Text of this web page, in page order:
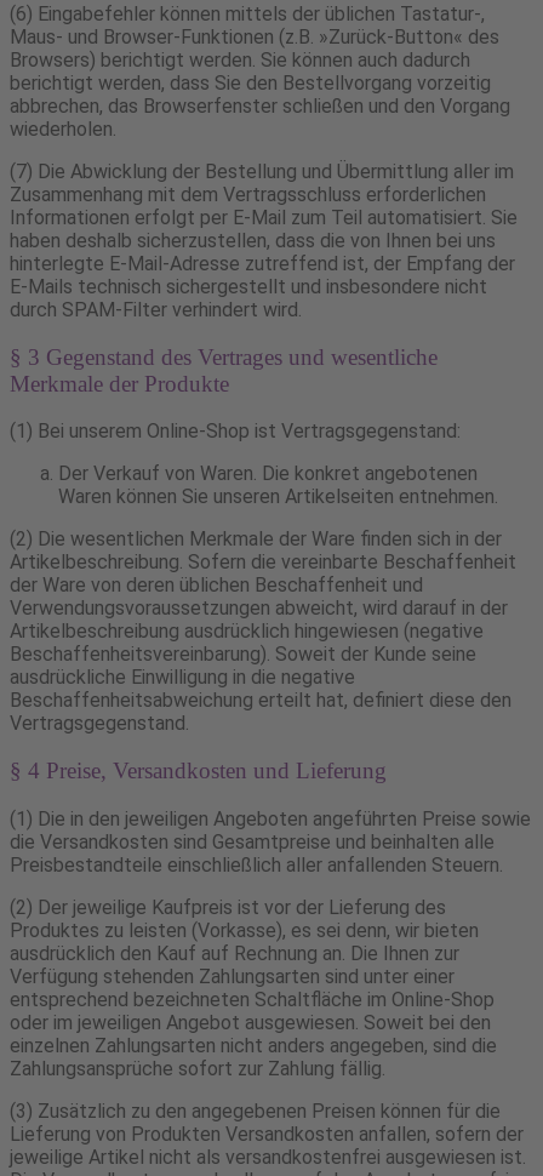
(6) Eingabefehler können mittels der üblichen Tastatur-,
Maus- und Browser-Funktionen (z.B. »Zurück-Button« des
Browsers) berichtigt werden. Sie können auch dadurch
berichtigt werden, dass Sie den Bestellvorgang vorzeitig
abbrechen, das Browserfenster schließen und den Vorgang
wiederholen.
(7) Die Abwicklung der Bestellung und Übermittlung aller im
Zusammenhang mit dem Vertragsschluss erforderlichen
Informationen erfolgt per E-Mail zum Teil automatisiert. Sie
haben deshalb sicherzustellen, dass die von Ihnen bei uns
hinterlegte E-Mail-Adresse zutreffend ist, der Empfang der
E-Mails technisch sichergestellt und insbesondere nicht
durch SPAM-Filter verhindert wird.
§ 3 Gegenstand des Vertrages und wesentliche
Merkmale der Produkte
(1) Bei unserem Online-Shop ist Vertragsgegenstand:
Der Verkauf von Waren. Die konkret angebotenen
Waren können Sie unseren Artikelseiten entnehmen.
(2) Die wesentlichen Merkmale der Ware finden sich in der
Artikelbeschreibung. Sofern die vereinbarte Beschaffenheit
der Ware von deren üblichen Beschaffenheit und
Verwendungsvoraussetzungen abweicht, wird darauf in der
Artikelbeschreibung ausdrücklich hingewiesen (negative
Beschaffenheitsvereinbarung). Soweit der Kunde seine
ausdrückliche Einwilligung in die negative
Beschaffenheitsabweichung erteilt hat, definiert diese den
Vertragsgegenstand.
§ 4 Preise, Versandkosten und Lieferung
(1) Die in den jeweiligen Angeboten angeführten Preise sowie
die Versandkosten sind Gesamtpreise und beinhalten alle
Preisbestandteile einschließlich aller anfallenden Steuern.
(2) Der jeweilige Kaufpreis ist vor der Lieferung des
Produktes zu leisten (Vorkasse), es sei denn, wir bieten
ausdrücklich den Kauf auf Rechnung an. Die Ihnen zur
Verfügung stehenden Zahlungsarten sind unter einer
entsprechend bezeichneten Schaltfläche im Online-Shop
oder im jeweiligen Angebot ausgewiesen. Soweit bei den
einzelnen Zahlungsarten nicht anders angegeben, sind die
Zahlungsansprüche sofort zur Zahlung fällig.
(3) Zusätzlich zu den angegebenen Preisen können für die
Lieferung von Produkten Versandkosten anfallen, sofern der
jeweilige Artikel nicht als versandkostenfrei ausgewiesen ist.